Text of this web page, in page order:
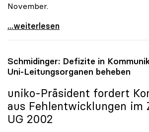
November.
Ö1-Hörsaal: Bisher 130 Ideen zum
...weiterlesen
Schmidinger: Defizite in
Uni-Leitungsorganen beheben
uniko-Präsident fordert
aus Fehlentwicklungen im
UG 2002